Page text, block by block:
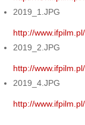
2019_1.JPG
http://
2019_2.JPG
http://
2019_4.JPG
http://